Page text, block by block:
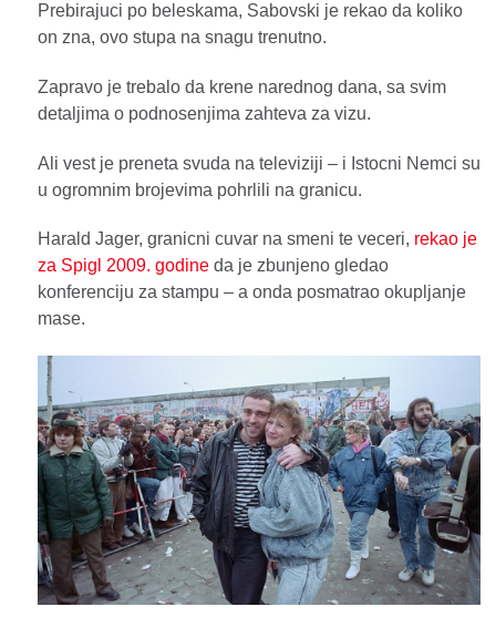
Prebirajuci po beleskama, Sabovski je rekao da koliko
on zna, ovo stupa na snagu trenutno.
Zapravo je trebalo da krene narednog dana, sa svim
detaljima o podnosenjima zahteva za vizu.
Ali vest je preneta svuda na televiziji – i Istocni Nemci su
u ogromnim brojevima pohrlili na granicu.
Harald Jager, granicni cuvar na smeni te veceri, rekao je
za Spigl 2009. godine da je zbunjeno gledao
konferenciju za stampu – a onda posmatrao okupljanje
mase.